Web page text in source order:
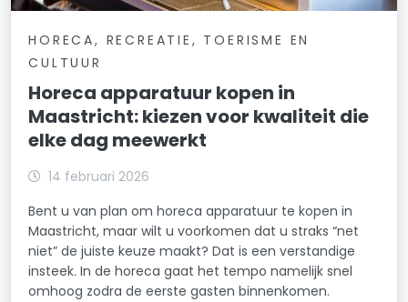
HORECA, RECREATIE, TOERISME EN
CULTUUR
Horeca apparatuur kopen in
Maastricht: kiezen voor kwaliteit die
elke dag meewerkt
14 februari 2026
Bent u van plan om horeca apparatuur te kopen in
Maastricht, maar wilt u voorkomen dat u straks “net
niet” de juiste keuze maakt? Dat is een verstandige
insteek. In de horeca gaat het tempo namelijk snel
omhoog zodra de eerste gasten binnenkomen.